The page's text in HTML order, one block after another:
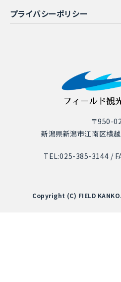
プライバシーポリシー
〒950-
新潟県新潟市江南区横
TEL:025-385-3144 /
Copyright (C) FIELD